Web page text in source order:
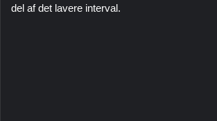
del af det lavere interval.